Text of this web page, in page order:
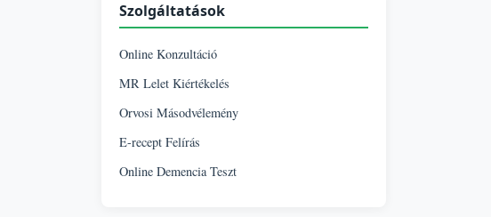
Szolgáltatások
Online Konzultáció
MR Lelet Kiértékelés
Orvosi Másodvélemény
E-recept Felírás
Online Demencia Teszt